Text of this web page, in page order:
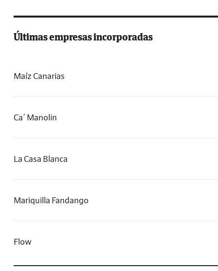
Últimas empresas incorporadas
Maíz Canarias
Ca´ Manolin
La Casa Blanca
Mariquilla Fandango
Flow